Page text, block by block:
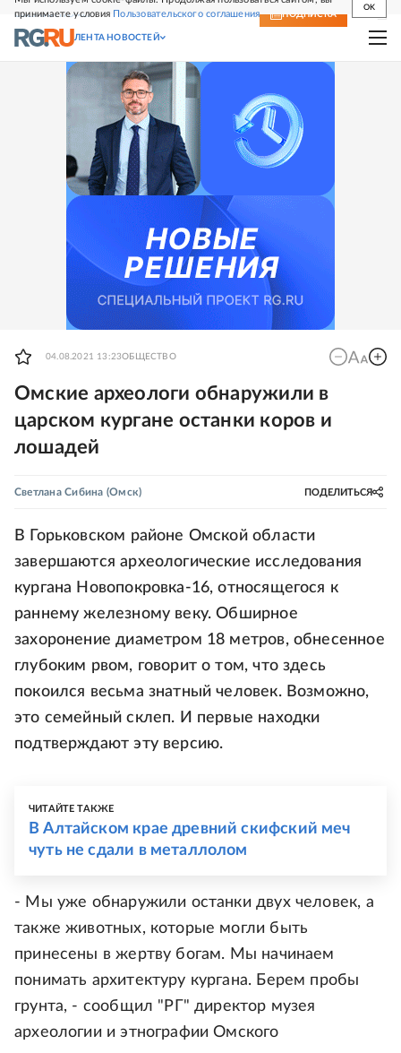
принимаете условия Пользовательского соглашения
OK
СВЕЖИЙ НОМЕР ПОДПИСКА
ЛЕНТА НОВОСТЕЙ
04.08.2021 13:23ОБЩЕСТВО
Омские археологи обнаружили в
царском кургане останки коров и
лошадей
Светлана Сибина (Омск) ПОДЕЛИТЬСЯ
В Горьковском районе Омской области
завершаются археологические исследования
кургана Новопокровка-16, относящегося к
раннему железному веку. Обширное
захоронение диаметром 18 метров, обнесенное
глубоким рвом, говорит о том, что здесь
покоился весьма знатный человек. Возможно,
это семейный склеп. И первые находки
подтверждают эту версию.
ЧИТАЙТЕ ТАКЖЕ
В Алтайском крае древний скифский меч
чуть не сдали в металлолом
- Мы уже обнаружили останки двух человек, а
также животных, которые могли быть
принесены в жертву богам. Мы начинаем
понимать архитектуру кургана. Берем пробы
грунта, - сообщил "РГ" директор музея
археологии и этнографии Омского